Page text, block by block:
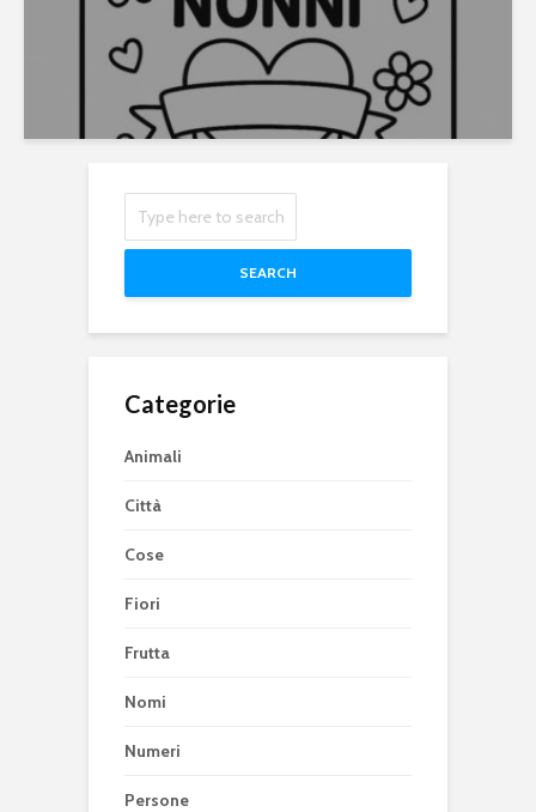
SEARCH
Categorie
Animali
Città
Cose
Fiori
Frutta
Nomi
Numeri
Persone